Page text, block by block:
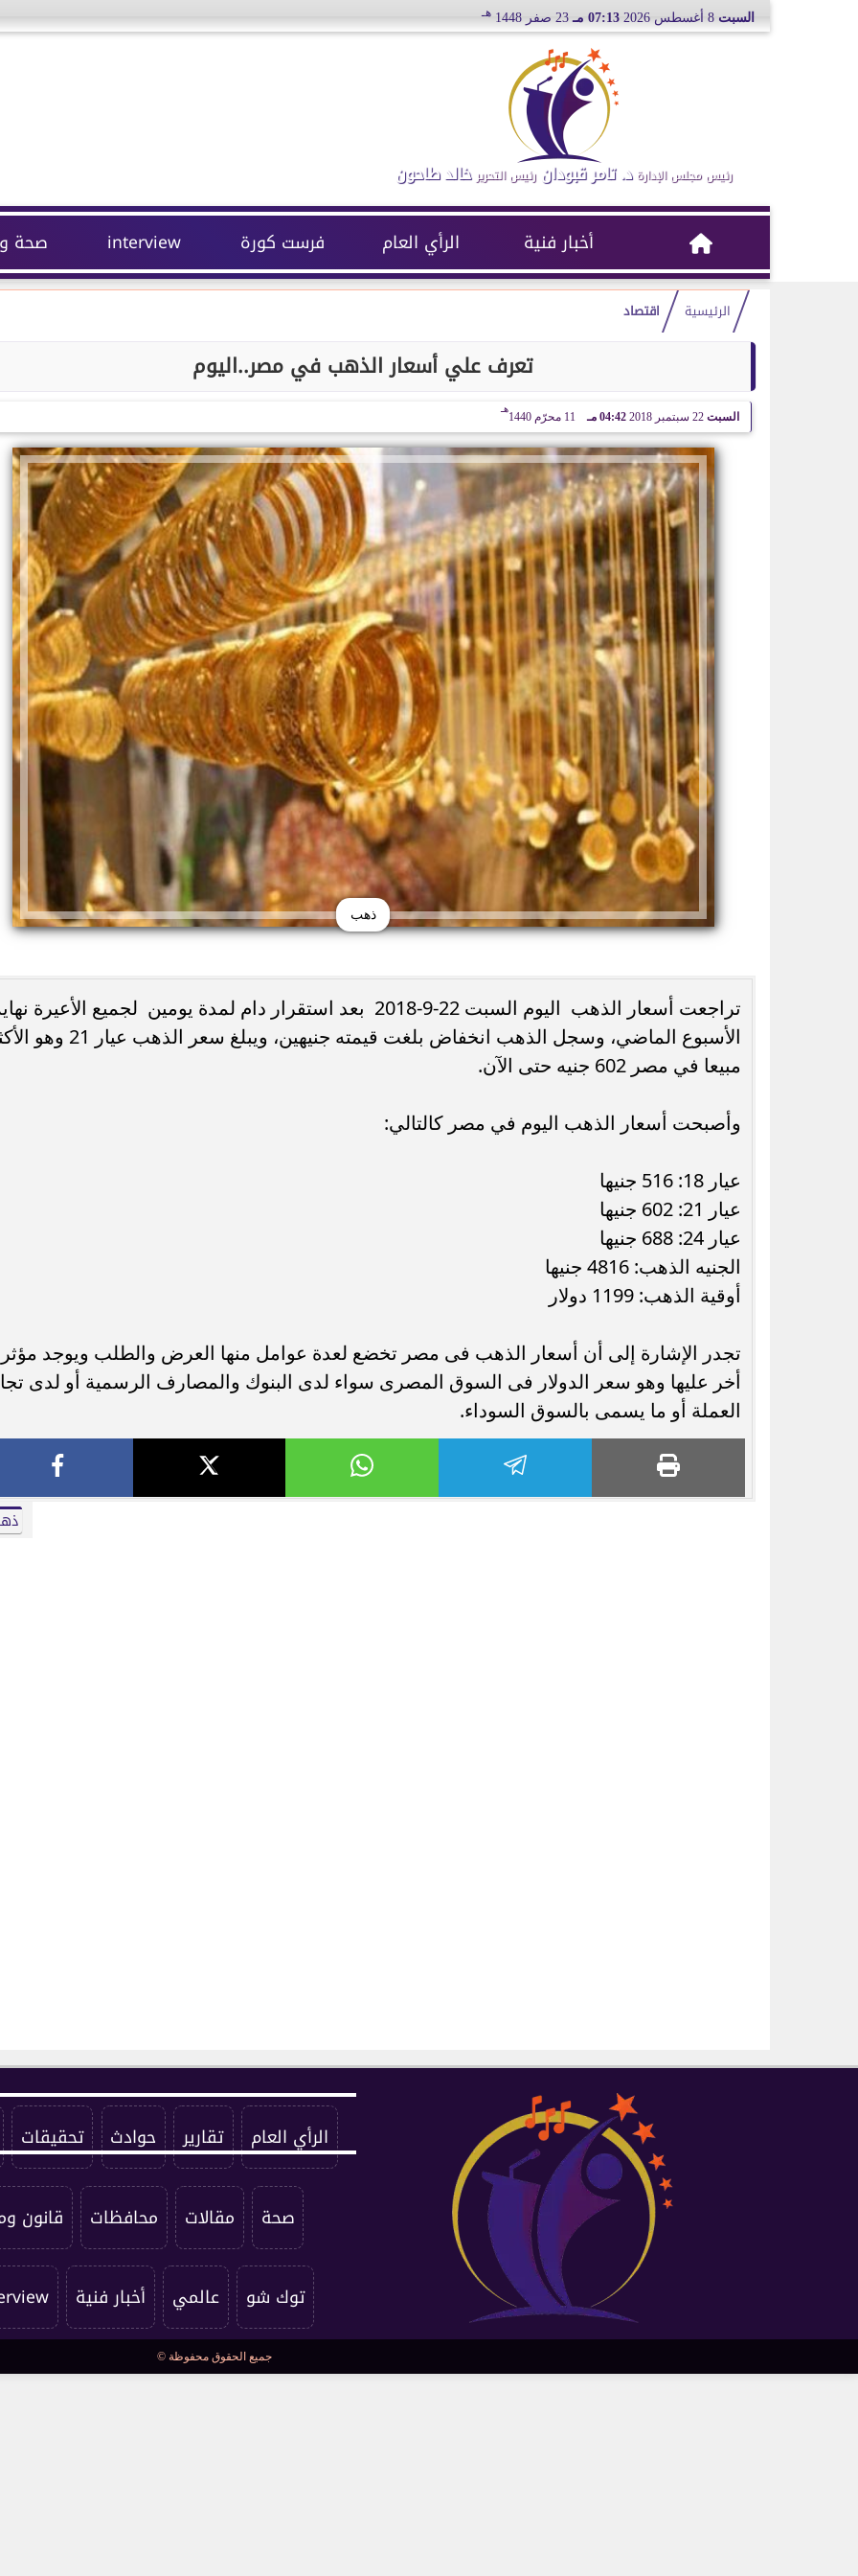
السبت 07:13 مـ 23 صفر 1448 هـ
رئيس مجلس الإدارة د. تامر قبودان رئيس التحرير خالد طاحون
أخبار فنية الرأي العام فرست كورة interview صحة
الرئيسية اقتصاد
تعرف علي أسعار الذهب في مصر..اليوم
السبت 22 سبتمبر 2018 04:42 مـ 11 محرّم 1440
هـ
ذهب
تراجعت أسعار الذهب اليوم السبت 22-9-2018 بعد استقرار دام لمدة يومين لجميع الأعيرة
الأسبوع الماضي، وسجل الذهب انخفاض بلغت قيمته جنيهين، ويبلغ سعر الذهب
مبيعا في مصر 602 جنيه حتى الآن.
وأصبحت أسعار الذهب اليوم في مصر كالتالي:
عيار 18: 516 جنيها
عيار 21: 602 جنيها
عيار 24: 688 جنيها
الجنيه الذهب: 4816 جنيها
أوقية الذهب: 1199 دولار
تجدر الإشارة إلى أن أسعار الذهب فى مصر تخضع لعدة عوامل منها العرض والطلب ويوجد مؤثر
أخر عليها وهو سعر الدولار فى السوق المصرى سواء لدى البنوك والمصارف الرسمية أو لدى
العملة أو ما يسمى بالسوق السوداء.
موعد طرح فيلم مطلوب عائليًا لكريم عبد
العزيز وياسمين صبري في صيف...
خورخي ميسي والد ليونيل ميسي يرحل عن
موعد عرض فيلم محمود التاني في
الرأي العام تقارير حوادث تحقيقات
صحة مقالات محافظات قانون
توك شو عالمي أخبار فنية
كراكون فستيفال مسرح
جميع الحقوق محفوظة ©